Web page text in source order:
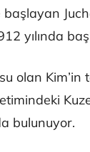
yılında
olan Kim’in
bulunuyor.